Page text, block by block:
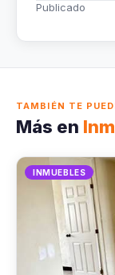
Publicado
TAMBIÉN TE
Más en
INMUEBLES